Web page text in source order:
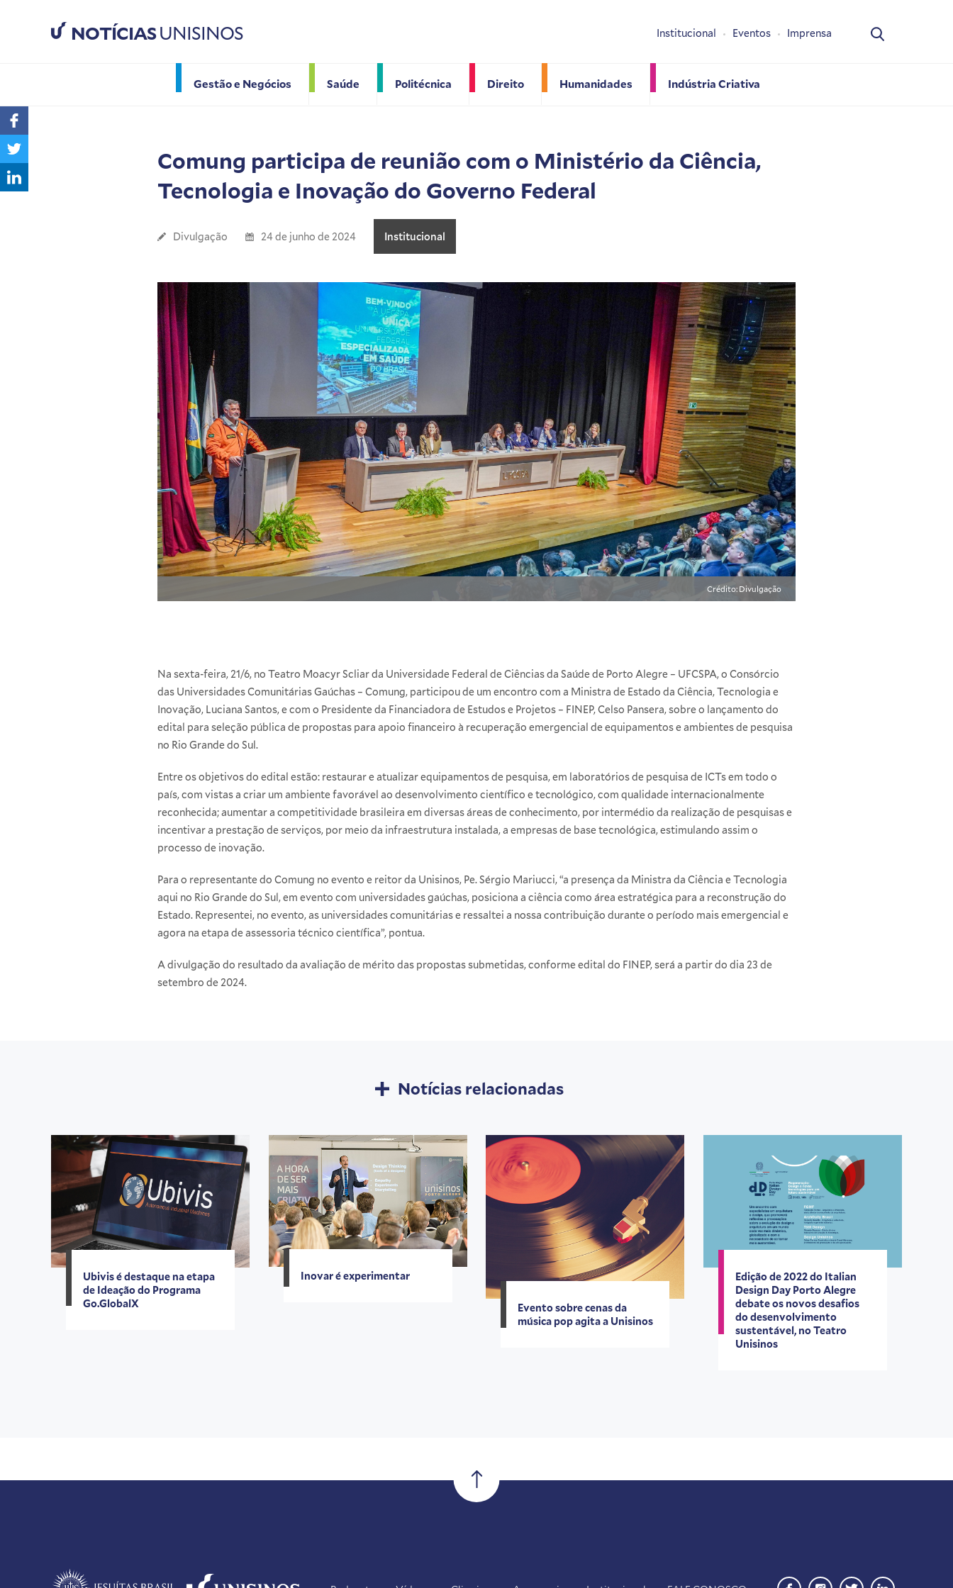
NOTÍCIASUNISINOS
Gestão e Negócios Saúde Politécnica Direito Humanidades Indústria Criativa
Institucional Eventos Imprensa
Comung participa de reunião com o Ministério da Ciência,
Tecnologia e Inovação do Governo Federal
Divulgação 24 de junho de 2024 Institucional
Crédito: Divulgação
Na sexta-feira, 21/6, no Teatro Moacyr Scliar da Universidade Federal de Ciências da Saúde de Porto Alegre – UFCSPA, o Consórcio
das Universidades Comunitárias Gaúchas – Comung, participou de um encontro com a Ministra de Estado da Ciência, Tecnologia e
Inovação, Luciana Santos, e com o Presidente da Financiadora de Estudos e Projetos – FINEP, Celso Pansera, sobre o lançamento do
edital para seleção pública de propostas para apoio financeiro à recuperação emergencial de equipamentos e ambientes de pesquisa
no Rio Grande do Sul.
Entre os objetivos do edital estão: restaurar e atualizar equipamentos de pesquisa, em laboratórios de pesquisa de ICTs em todo o
país, com vistas a criar um ambiente favorável ao desenvolvimento científico e tecnológico, com qualidade internacionalmente
reconhecida; aumentar a competitividade brasileira em diversas áreas de conhecimento, por intermédio da realização de pesquisas e
incentivar a prestação de serviços, por meio da infraestrutura instalada, a empresas de base tecnológica, estimulando assim o
processo de inovação.
Para o representante do Comung no evento e reitor da Unisinos, Pe. Sérgio Mariucci, “a presença da Ministra da Ciência e Tecnologia
aqui no Rio Grande do Sul, em evento com universidades gaúchas, posiciona a ciência como área estratégica para a reconstrução do
Estado. Representei, no evento, as universidades comunitárias e ressaltei a nossa contribuição durante o período mais emergencial e
agora na etapa de assessoria técnico científica”, pontua.
A divulgação do resultado da avaliação de mérito das propostas submetidas, conforme edital do FINEP, será a partir do dia 23 de
setembro de 2024.
Notícias relacionadas
Ubivis é destaque na etapa
de Ideação do Programa
Go.GlobalX
Inovar é experimentar
Evento sobre cenas da
música pop agita a Unisinos
Edição de 2022 do Italian
Design Day Porto Alegre
debate os novos desafios
do desenvolvimento
sustentável, no Teatro
Unisinos